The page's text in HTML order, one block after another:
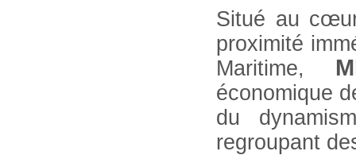
Situé au
proximité
Maritime,
économique
du
regroupant